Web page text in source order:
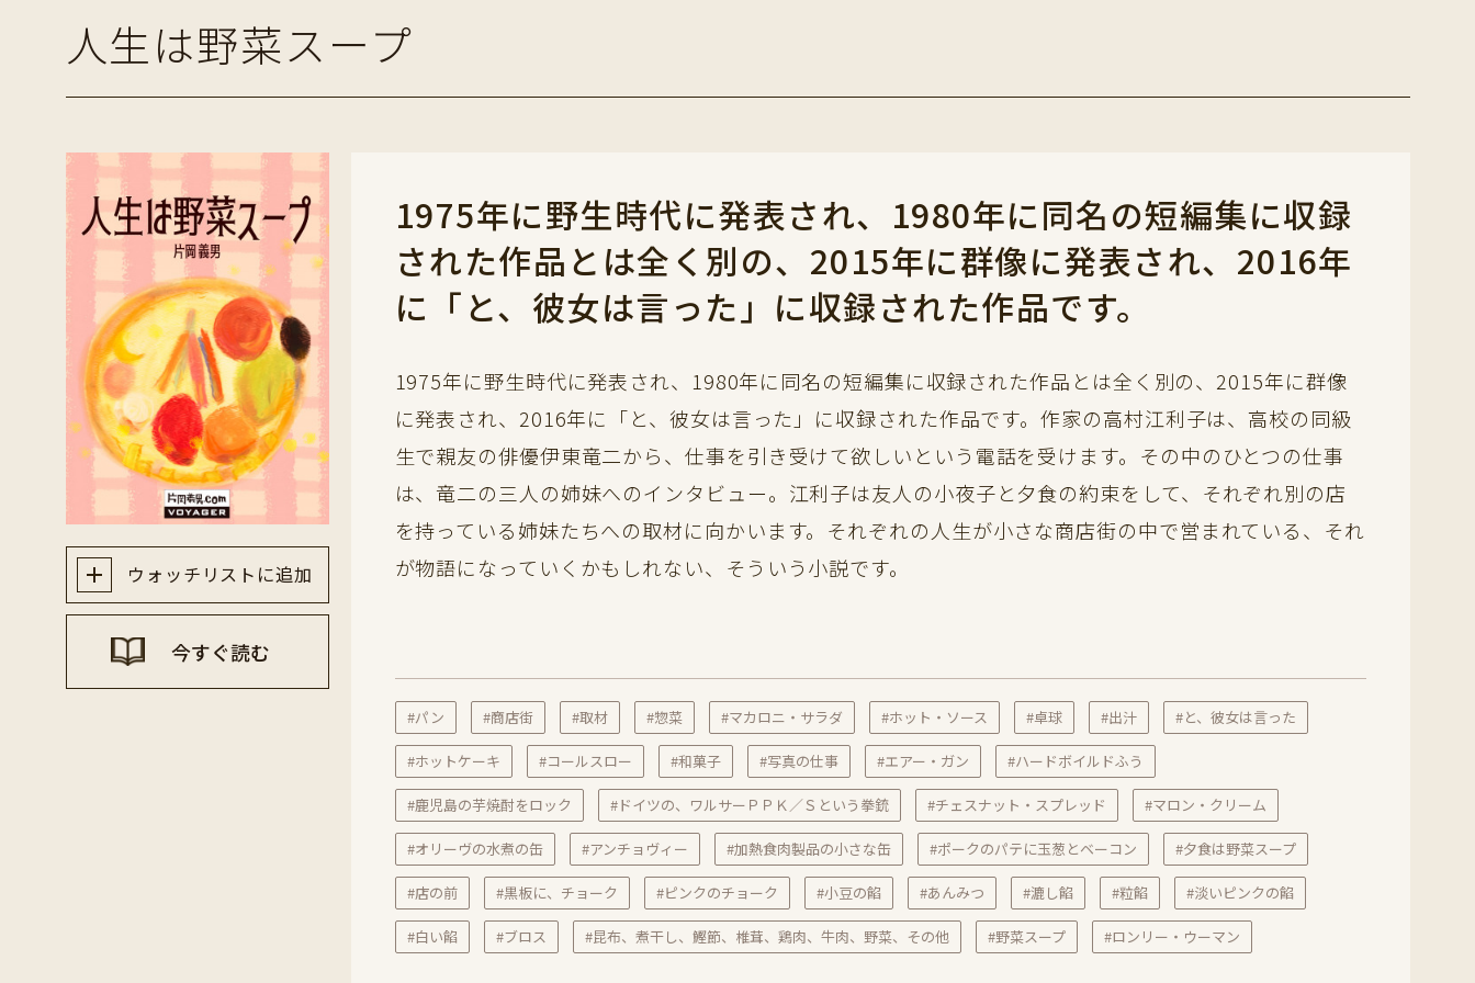
人生は野菜スープ
ウォッチリストに追加
今すぐ読む
1975年に野生時代に発表され、1980年に同名の短編集に収録
された作品とは全く別の、2015年に群像に発表され、2016年
に「と、彼女は言った」に収録された作品です。
1975年に野生時代に発表され、1980年に同名の短編集に収録された作品とは全く別の、2015年に群像
に発表され、2016年に「と、彼女は言った」に収録された作品です。作家の高村江利子は、高校の同級
生で親友の俳優伊東竜二から、仕事を引き受けて欲しいという電話を受けます。その中のひとつの仕事
は、竜二の三人の姉妹へのインタビュー。江利子は友人の小夜子と夕食の約束をして、それぞれ別の店
を持っている姉妹たちへの取材に向かいます。それぞれの人生が小さな商店街の中で営まれている、それ
が物語になっていくかもしれない、そういう小説です。
#パン #商店街 #取材 #惣菜 #マカロニ・サラダ #ホット・ソース #卓球 #出汁 #と、彼女は言った
#ホットケーキ #コールスロー #和菓子 #写真の仕事 #エアー・ガン #ハードボイルドふう
#鹿児島の芋焼酎をロック #ドイツの、ワルサーＰＰＫ／Ｓという拳銃 #チェスナット・スプレッド #マロン・クリーム
#オリーヴの水煮の缶 #アンチョヴィー #加熱食肉製品の小さな缶 #ポークのパテに玉葱とベーコン #夕食は野菜スープ
#店の前 #黒板に、チョーク #ピンクのチョーク #小豆の餡 #あんみつ #漉し餡 #粒餡 #淡いピンクの餡
#白い餡 #ブロス #昆布、煮干し、鰹節、椎茸、鶏肉、牛肉、野菜、その他 #野菜スープ #ロンリー・ウーマン